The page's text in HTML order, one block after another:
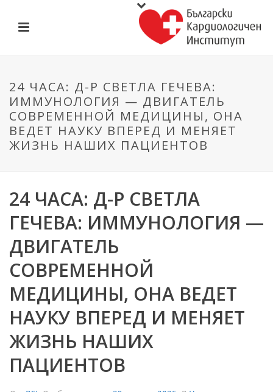
24 ЧАСА: Д-Р СВЕТЛА ГЕЧЕВА:
ИММУНОЛОГИЯ — ДВИГАТЕЛЬ
СОВРЕМЕННОЙ МЕДИЦИНЫ, ОНА
ВЕДЕТ НАУКУ ВПЕРЕД И МЕНЯЕТ
ЖИЗНЬ НАШИХ ПАЦИЕНТОВ
24 ЧАСА: Д-Р СВЕТЛА
ГЕЧЕВА: ИММУНОЛОГИЯ —
ДВИГАТЕЛЬ
СОВРЕМЕННОЙ
МЕДИЦИНЫ, ОНА ВЕДЕТ
НАУКУ ВПЕРЕД И МЕНЯЕТ
ЖИЗНЬ НАШИХ
ПАЦИЕНТОВ